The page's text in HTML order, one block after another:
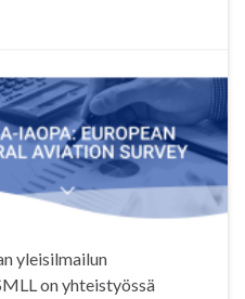
yleisilmailun
on yhteistyössä